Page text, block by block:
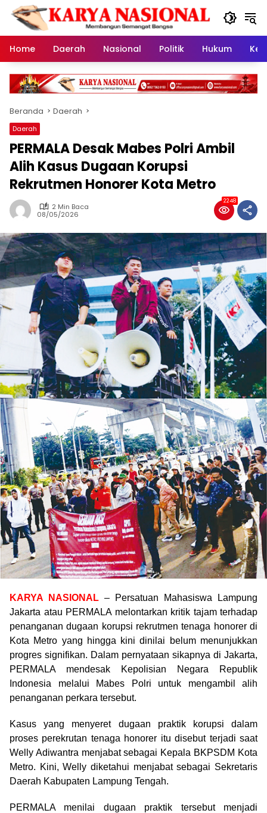
Langsung
konten
Home
Daerah Nasional Politik Hukum
Beranda Daerah
Daerah
PERMALA Desak Mabes Polri Ambil
Alih Kasus Dugaan Korupsi
Rekrutmen Honorer Kota Metro
2 Min Baca
08/05/2026
2248
KARYA NASIONAL – Persatuan Mahasiswa Lampung
Jakarta atau PERMALA melontarkan kritik tajam terhadap
penanganan dugaan korupsi rekrutmen tenaga honorer di
Kota Metro yang hingga kini dinilai belum menunjukkan
progres signifikan. Dalam pernyataan sikapnya di Jakarta,
PERMALA mendesak Kepolisian Negara Republik
Indonesia melalui Mabes Polri untuk mengambil alih
penanganan perkara tersebut.
Kasus yang menyeret dugaan praktik korupsi dalam
proses perekrutan tenaga honorer itu disebut terjadi saat
Welly Adiwantra menjabat sebagai Kepala BKPSDM Kota
Metro. Kini, Welly diketahui menjabat sebagai Sekretaris
Daerah Kabupaten Lampung Tengah.
PERMALA menilai dugaan praktik tersebut menjadi